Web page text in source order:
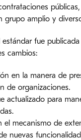
grupo amplio y
estándar fue
cambios:
en la manera de
de organizaciones.
actualizado para
el mecanismo de
nuevas